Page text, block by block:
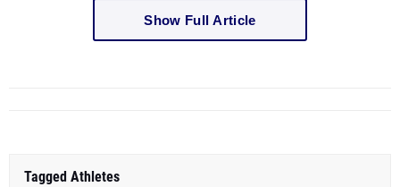
Show Full Article
Tagged Athletes